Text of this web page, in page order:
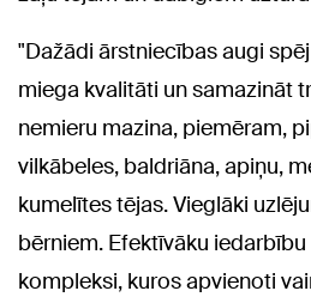
"Dažādi ārstniecības augi
miega kvalitāti un samazināt
nemieru mazina, piemēram,
vilkābeles, baldriāna, apiņu,
kumelītes tējas. Vieglāki
bērniem. Efektīvāku
kompleksi, kuros apvienoti